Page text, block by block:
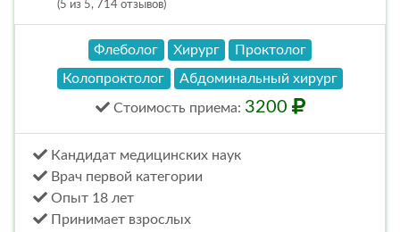
(5 из 5, 714 отзывов)
Флеболог Хирург
Проктолог
Колопроктолог
Абдоминальный хирург
Стоимость приема: 3200
Кандидат медицинских наук
Врач первой категории
Опыт 18 лет
Принимает взрослых